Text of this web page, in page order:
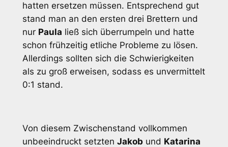
hatten ersetzen müssen. Entsprechend gut
stand man an den ersten drei Brettern und
nur Paula ließ sich überrumpeln und hatte
schon frühzeitig etliche Probleme zu lösen.
Allerdings sollten sich die Schwierigkeiten
als zu groß erweisen, sodass es unvermittelt
0:1 stand.
Von diesem Zwischenstand vollkommen
unbeeindruckt setzten Jakob und Katarina